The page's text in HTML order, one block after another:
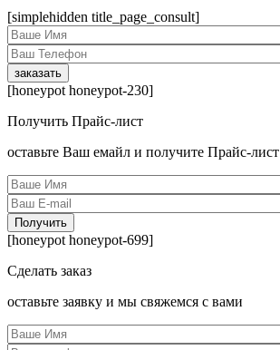
[simplehidden title_page_consult]
[honeypot honeypot-230]
Получить Прайс-лист
оcтавьте Ваш емайл и получите Прайс-лист
[honeypot honeypot-699]
Сделать заказ
оcтавьте заявку и мы свяжемся с вами